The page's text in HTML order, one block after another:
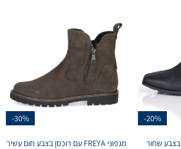
-20%
-30%
מגפוני FREYA עם רוכסן בצבע חום עשיר